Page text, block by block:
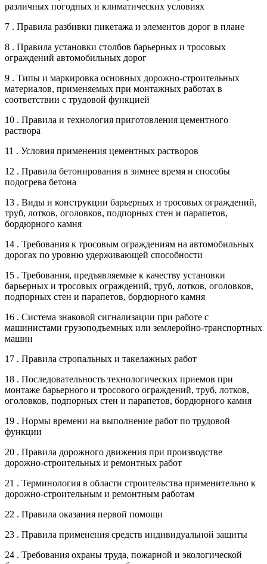
различных погодных и климатических условиях
7 . Правила разбивки пикетажа и элементов дорог в плане
8 . Правила установки столбов барьерных и тросовых
ограждений автомобильных дорог
9 . Типы и маркировка основных дорожно-строительных
материалов, применяемых при монтажных работах в
соответствии с трудовой функцией
10 . Правила и технология приготовления цементного
раствора
11 . Условия применения цементных растворов
12 . Правила бетонирования в зимнее время и способы
подогрева бетона
13 . Виды и конструкции барьерных и тросовых ограждений,
труб, лотков, оголовков, подпорных стен и парапетов,
бордюрного камня
14 . Требования к тросовым ограждениям на автомобильных
дорогах по уровню удерживающей способности
15 . Требования, предъявляемые к качеству установки
барьерных и тросовых ограждений, труб, лотков, оголовков,
подпорных стен и парапетов, бордюрного камня
16 . Система знаковой сигнализации при работе с
машинистами грузоподъемных или землеройно-транспортных
машин
17 . Правила стропальных и такелажных работ
18 . Последовательность технологических приемов при
монтаже барьерного и тросового ограждений, труб, лотков,
оголовков, подпорных стен и парапетов, бордюрного камня
19 . Нормы времени на выполнение работ по трудовой
функции
20 . Правила дорожного движения при производстве
дорожно-строительных и ремонтных работ
21 . Терминология в области строительства применительно к
дорожно-строительным и ремонтным работам
22 . Правила оказания первой помощи
23 . Правила применения средств индивидуальной защиты
24 . Требования охраны труда, пожарной и экологической